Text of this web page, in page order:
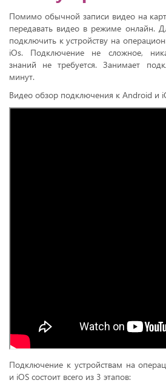
Помимо обычной записи видео на
передавать видео в режиме онлайн.
подключить к устройству на
iOs. Подключение не сложное,
знаний не требуется. Занимает
минут.
Видео обзор подключения к Android и
Подключение к устройствам на
и iOS состоит всего из 3 этапов: